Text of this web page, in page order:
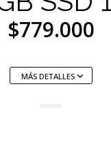
$779.000
MÁS DETALLES